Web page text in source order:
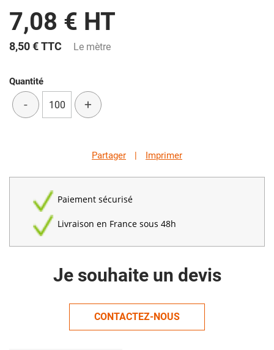
7,08 € HT
8,50 €TTC Le mètre
Quantité
- +
Partager | Imprimer
Paiement sécurisé
Livraison en France sous 48h
Je souhaite un devis
CONTACTEZ-NOUS